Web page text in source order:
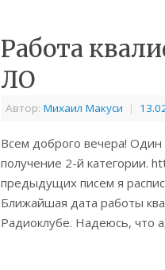
Работа
ЛО
Автор: Михаил Макуси |
Всем доброго вечера!
получение 2-й категории.
предыдущих писем я
Ближайшая дата работы
Радиоклубе. Надеюсь, что